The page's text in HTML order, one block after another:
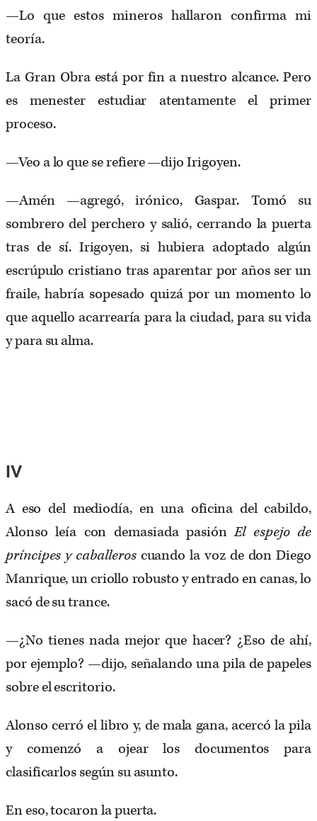
—Lo que estos mineros hallaron confirma mi
teoría.
La Gran Obra está por fin a nuestro alcance. Pero
es menester estudiar atentamente el primer
proceso.
—Veo a lo que se refiere —dijo Irigoyen.
—Amén —agregó, irónico, Gaspar. Tomó su
sombrero del perchero y salió, cerrando la puerta
tras de sí. Irigoyen, si hubiera adoptado algún
escrúpulo cristiano tras aparentar por años ser un
fraile, habría sopesado quizá por un momento lo
que aquello acarrearía para la ciudad, para su vida
y para su alma.
IV
A eso del mediodía, en una oficina del cabildo,
Alonso leía con demasiada pasiónEl espejo de
príncipes y caballeroscuando la voz de don Diego
Manrique, un­ criollo robusto y entrado en canas, lo
sacó de su trance.
—¿No tienes nada mejor que hacer? ¿Eso de ahí,
por ejemplo? —dijo, señalando una pila de papeles
sobre el escritorio.
Alonso cerró el libro y, de mala gana, acercó la pila
y comenzó a ojear los documentos para
clasificarlos según su asunto.
En eso, tocaron la puerta.